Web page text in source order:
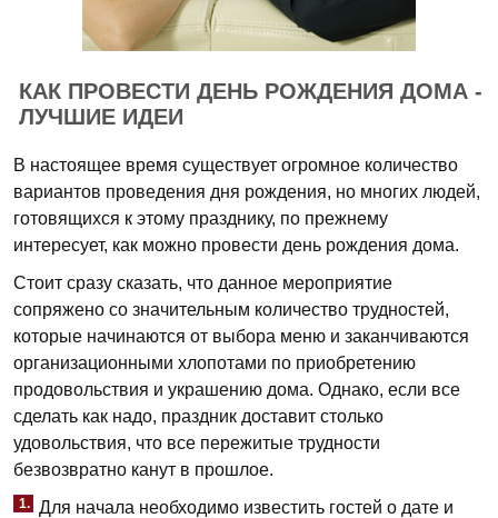
КАК ПРОВЕСТИ ДЕНЬ РОЖДЕНИЯ ДОМА -
ЛУЧШИЕ ИДЕИ
В настоящее время существует огромное количество
вариантов проведения дня рождения, но многих людей,
готовящихся к этому празднику, по прежнему
интересует, как можно провести день рождения дома.
Стоит сразу сказать, что данное мероприятие
сопряжено со значительным количество трудностей,
которые начинаются от выбора меню и заканчиваются
организационными хлопотами по приобретению
продовольствия и украшению дома. Однако, если все
сделать как надо, праздник доставит столько
удовольствия, что все пережитые трудности
безвозвратно канут в прошлое.
1. Для начала необходимо известить гостей о дате и